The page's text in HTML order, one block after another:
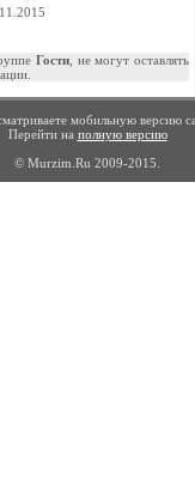
Гости, не могут оставлять
мобильную версию
Перейти на полную версию
© Murzim.Ru 2009-2015.